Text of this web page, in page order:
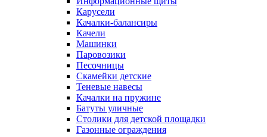
Карусели
Качалки-балансиры
Качели
Машинки
Паровозики
Песочницы
Скамейки детские
Теневые навесы
Качалки на пружине
Батуты уличные
Столики для детской площадки
Газонные ограждения